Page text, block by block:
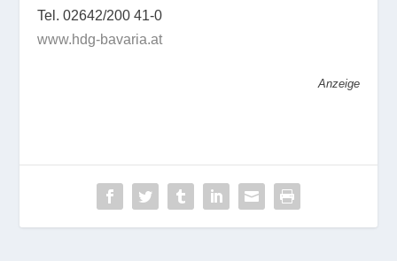
Tel. 02642/200 41-0
www.hdg-bavaria.at
Anzeige